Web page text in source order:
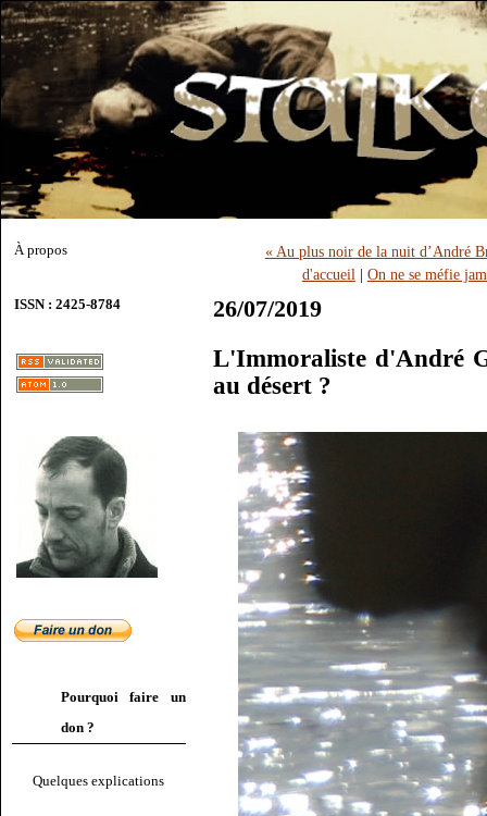
À propos
ISSN : 2425-8784
Pourquoi faire un
don ?
Quelques explications
« Au plus noir de la nuit d’André
d'accueil | On ne se méfie
26/07/2019
L'Immoraliste d'André
au désert ?